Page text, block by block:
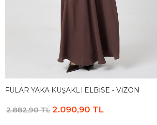
FULAR YAKA KUŞAKLI ELBISE - VIZON
2.882,90 TL 2.090,90 TL